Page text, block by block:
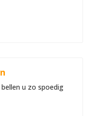
u zo spoedig